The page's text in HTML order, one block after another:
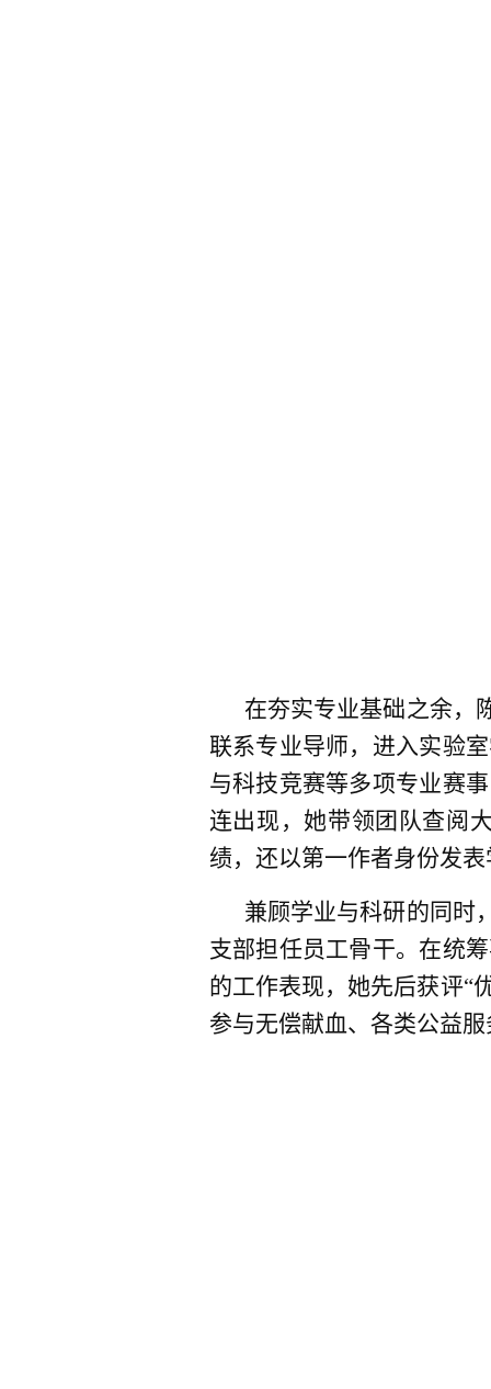
在夯实专业基础之余，
联系专业导师，进入实验
与科技竞赛等多项专业赛
连出现，她带领团队查阅
绩，还以第一作者身份发
兼顾学业与科研的同时
支部担任员工骨干。在统
的工作表现，她先后获评“
参与无偿献血、各类公益